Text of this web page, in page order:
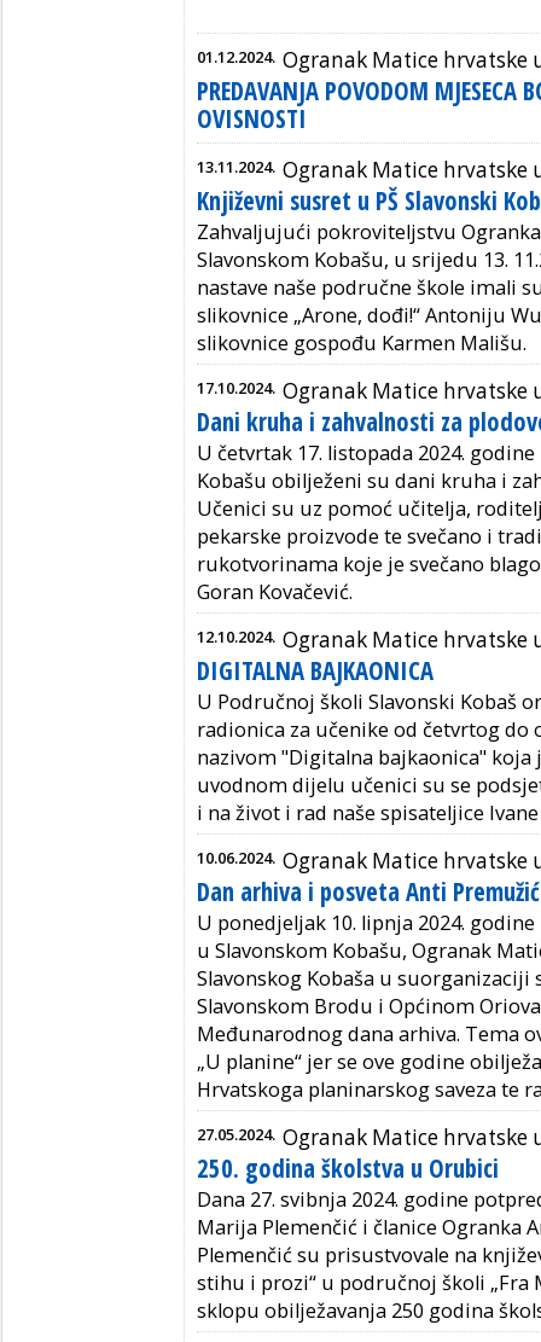
01.12.2024. Ogranak Matice hrvatske
PREDAVANJA POVODOM MJESECA
OVISNOSTI
13.11.2024. Ogranak Matice hrvatske
Književni susret u PŠ Slavonski
Zahvaljujući pokroviteljstvu
Slavonskom Kobašu, u srijedu 13.
nastave naše područne škole imali
slikovnice „Arone, dođi!“ Antoniju
slikovnice gospođu Karmen Mališu.
17.10.2024. Ogranak Matice hrvatske
Dani kruha i zahvalnosti za
U četvrtak 17. listopada 2024.
Kobašu obilježeni su dani kruha i
Učenici su uz pomoć učitelja,
pekarske proizvode te svečano i
rukotvorinama koje je svečano
Goran Kovačević.
12.10.2024. Ogranak Matice hrvatske
DIGITALNA BAJKAONICA
U Područnoj školi Slavonski Kobaš
radionica za učenike od četvrtog do
nazivom "Digitalna bajkaonica" koja
uvodnom dijelu učenici su se
i na život i rad naše spisateljice
10.06.2024. Ogranak Matice hrvatske
Dan arhiva i posveta Anti
U ponedjeljak 10. lipnja 2024.
u Slavonskom Kobašu, Ogranak
Slavonskog Kobaša u
Slavonskom Brodu i Općinom
Međunarodnog dana arhiva. Tema
„U planine“ jer se ove godine
Hrvatskoga planinarskog saveza te
27.05.2024. Ogranak Matice hrvatske
250. godina školstva u Orubici
Dana 27. svibnja 2024. godine
Marija Plemenčić i članice Ogranka
Plemenčić su prisustvovale na
stihu i prozi“ u područnoj školi „Fra
sklopu obilježavanja 250 godina